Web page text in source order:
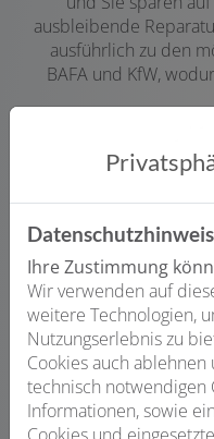
ausbleibende
ausführlich zu den
BAFA und KfW,
Zuverlässige und
Egal ob klassische Öl-
oder
Installation und die
So können wir eine
Ausführung aller
nur einen
Ihre Zustimmung
Wir verwenden auf
weitere Technologien,
Nutzungserlebnis zu
Cookies auch
technisch notwendigen
Informationen, sowie